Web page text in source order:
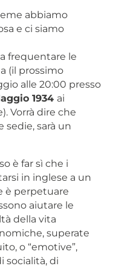
abbiamo
e ci siamo
frequentare le
(il prossimo
alle 20:00 presso
1934 ai
Vorrà dire che
sedie, sarà un
è far sì che i
in inglese a un
è perpetuare
aiutare le
della vita
superate
o “emotive”,
socialità, di